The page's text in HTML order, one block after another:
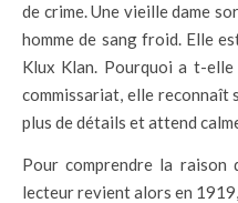
de crime. Une vieille dame
homme de sang froid. Elle
Klux Klan. Pourquoi a t-
commissariat, elle reconnaît
plus de détails et attend
Pour comprendre la
lecteur revient alors en